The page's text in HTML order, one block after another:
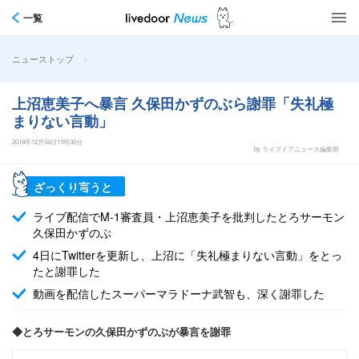
一覧
ニューストップ >
上沼恵美子へ暴言 久保田かずのぶら謝罪「失礼極
まりない言動」
2018年12月04日11時30分
by ライブドアニュース編集部
ざっくり言うと
ライブ配信でM-1審査員・上沼恵美子を批判したとろサーモン
久保田かずのぶ
4日にTwitterを更新し、上沼に「失礼極まりない言動」をとっ
たと謝罪した
動画を配信したスーパーマラドーナ武智も、深く謝罪した
◆とろサーモンの久保田かずのぶが暴言を謝罪